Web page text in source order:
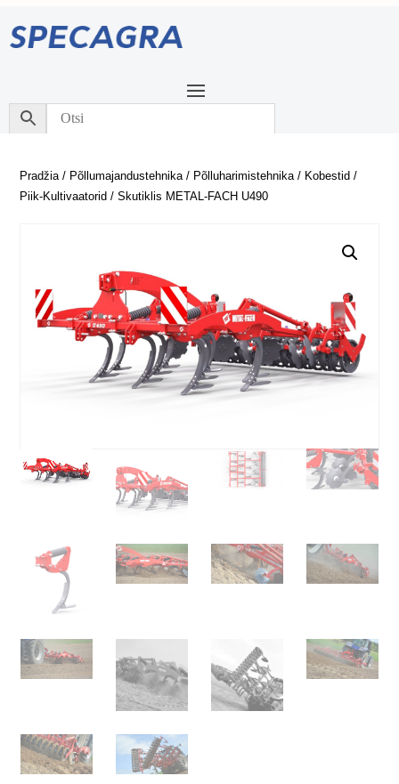
Pradžia/ Põllumajandustehnika/ Põlluharimistehnika/ Kobestid /
Piik-Kultivaatorid / Skutiklis METAL-FACH U490